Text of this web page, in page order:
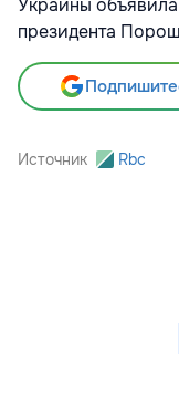
Украины
президента
Источник Rbc